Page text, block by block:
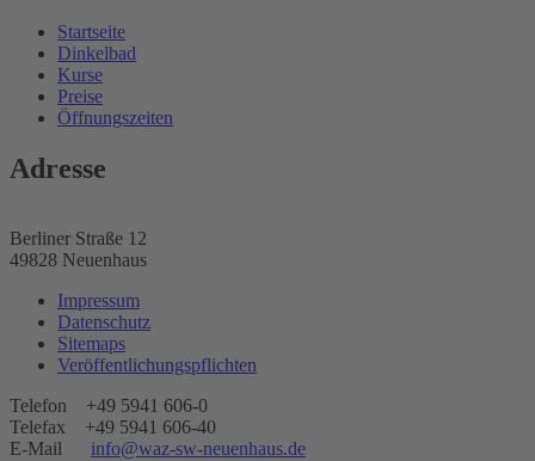
Startseite
Dinkelbad
Kurse
Preise
Öffnungszeiten
Adresse
Berliner Straße 12
49828 Neuenhaus
Impressum
Datenschutz
Sitemaps
Veröffentlichungspflichten
Telefon +49 5941 606-0
Telefax +49 5941 606-40
E-Mail info@waz-sw-neuenhaus.de